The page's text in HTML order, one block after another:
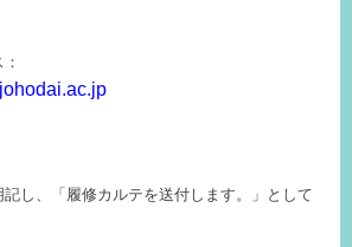
し、「履修カルテを送付します。」として